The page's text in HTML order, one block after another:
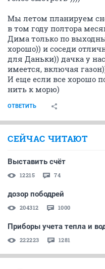
Мы летом планируем
в том году полтора
Дима только по
хорошо)) и соседи
для Даньки)) дачка у
имеется, включая
И еще если все хорошо
нить к морю)
ОТВЕТИТЬ
СЕЙЧАС ЧИТАЮТ
Выставить счёт
12215 74
дозор пободрей
204312 1000
Приборы учета тепла и
222223 1281